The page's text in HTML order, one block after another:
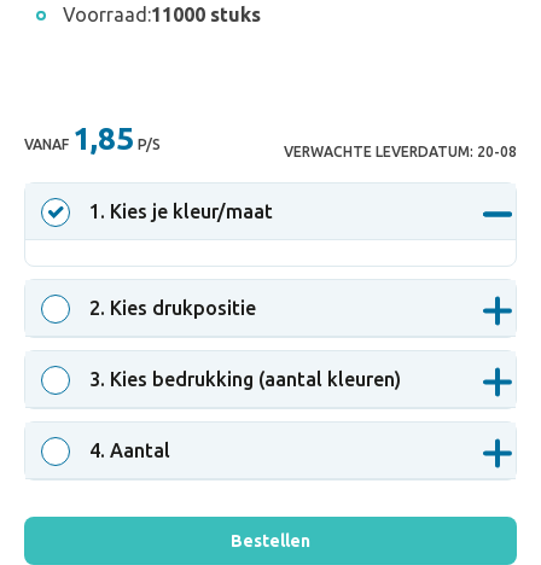
Voorraad:11000 stuks
VANAF 1,85 P/S VERWACHTE LEVERDATUM: 20-08
1 . Kies je kleur/maat
2. Kies drukpositie
3. Kies bedrukking (aantal kleuren)
4. Aantal
Bestellen